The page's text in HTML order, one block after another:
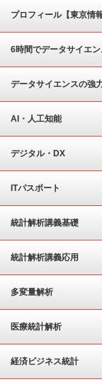
プロフィール【東京情
6時間でデータサイエ
ート
データサイエンスの強
AI・人工知能
デジタル・DX
ITパスポート
統計解析講義基礎
統計解析講義応用
多変量解析
医療統計解析
経済ビジネス統計